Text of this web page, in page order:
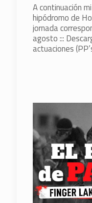
A continuación
hipódromo de
jornada
agosto :::
actuaciones